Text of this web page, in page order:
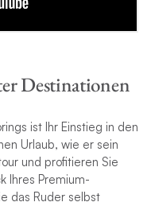
Destinationen
ist Ihr Einstieg in den
Urlaub, wie er sein
und profitieren Sie
Ihres Premium-
das Ruder selbst